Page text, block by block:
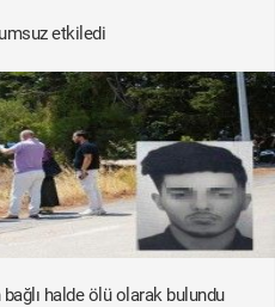
etkiledi
halde ölü olarak bulundu